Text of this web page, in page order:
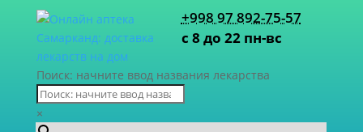
+998 97 892-75-57
с 8 до 22 пн-вс
Поиск: начните ввод названия лекарства
×